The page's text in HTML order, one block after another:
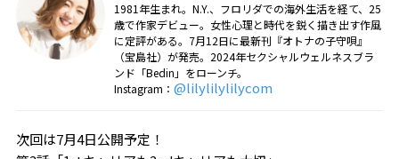
1981年生まれ。N.Y.、フロリダでの海外生活を経て、25
歳で作家デビュー。女性心理と時代を鋭く描き出す作風
に定評がある。7月12日に最新刊『オトナの子守唄』
（宝島社）が発売。2024年セクシャルウェルネスブラ
ンド「Bedin」をローンチ。
Instagram： @lilylilylilycom
次回は7月4日公開予定！